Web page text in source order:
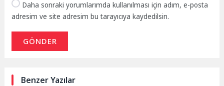
Daha sonraki yorumlarımda kullanılması için adım, e-posta
adresim ve site adresim bu tarayıcıya kaydedilsin.
GÖNDER
Benzer Yazılar